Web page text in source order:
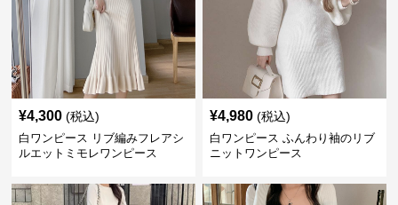
¥4,300 (税込)
白ワンピース リブ編みフレアシ
ルエットミモレワンピース
¥4,980 (税込)
白ワンピース ふんわり袖のリブ
ニットワンピース